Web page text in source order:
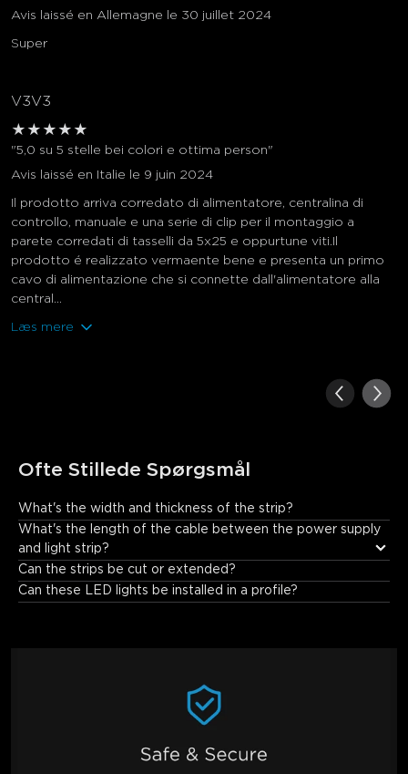
Avis laissé en Allemagne le 30 juillet 2024
Super
V3V3
★ ★ ★ ★ ★
"5,0 su 5 stelle bei colori e ottima person"
Avis laissé en Italie le 9 juin 2024
Il prodotto arriva corredato di alimentatore, centralina di
controllo, manuale e una serie di clip per il montaggio a
parete corredati di tasselli da 5x25 e oppurtune viti.Il
prodotto é realizzato vermaente bene e presenta un primo
cavo di alimentazione che si connette dall'alimentatore alla
central...
Læs mere
Ofte Stillede Spørgsmål
What's the width and thickness of the strip?
The width of this product is 12mm and its thickness is 3mm.
What's the length of the cable between the power supply
and light strip?
Can the strips be cut or extended?
Can these LED lights be installed in a profile?